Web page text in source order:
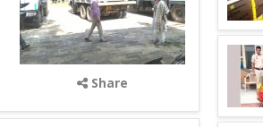
Share